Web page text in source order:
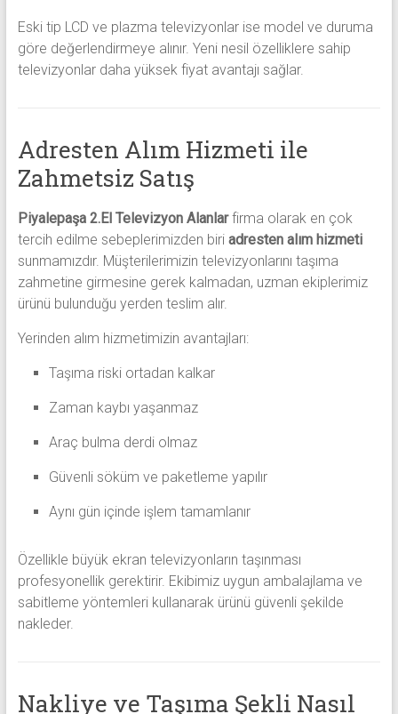
Eski tip LCD ve plazma televizyonlar ise model ve duruma
göre değerlendirmeye alınır. Yeni nesil özelliklere sahip
televizyonlar daha yüksek fiyat avantajı sağlar.
Adresten Alım Hizmeti ile
Zahmetsiz Satış
Piyalepaşa 2.El Televizyon Alanlarfirma olarak en çok
tercih edilme sebeplerimizden biri adresten alım hizmeti
sunmamızdır. Müşterilerimizin televizyonlarını taşıma
zahmetine girmesine gerek kalmadan, uzman ekiplerimiz
ürünü bulunduğu yerden teslim alır.
Yerinden alım hizmetimizin avantajları:
Taşıma riski ortadan kalkar
Zaman kaybı yaşanmaz
Araç bulma derdi olmaz
Güvenli söküm ve paketleme yapılır
Aynı gün içinde işlem tamamlanır
Özellikle büyük ekran televizyonların taşınması
profesyonellik gerektirir. Ekibimiz uygun ambalajlama ve
sabitleme yöntemleri kullanarak ürünü güvenli şekilde
nakleder.
Nakliye ve Taşıma Şekli Nasıl